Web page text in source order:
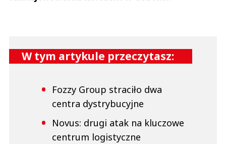
W tym artykule przeczytasz:
Fozzy Group straciło dwa
centra dystrybucyjne
Novus: drugi atak na kluczowe
centrum logistyczne